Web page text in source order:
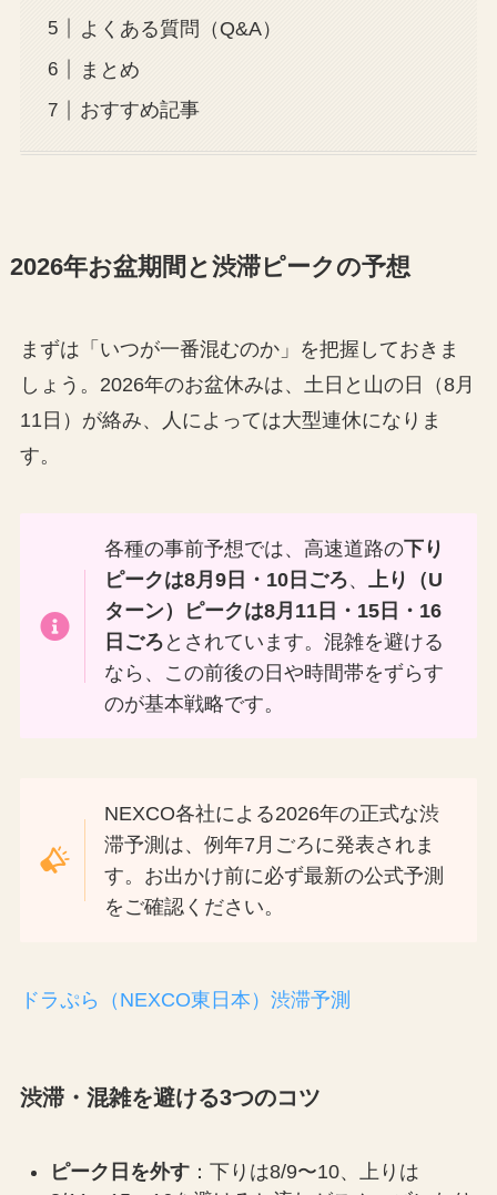
よくある質問（Q&A）
まとめ
おすすめ記事
2026年お盆期間と渋滞ピークの予想
まずは「いつが一番混むのか」を把握しておきま
しょう。2026年のお盆休みは、土日と山の日（8月
11日）が絡み、人によっては大型連休になりま
す。
各種の事前予想では、高速道路の下り
ピークは8月9日・10日ごろ、
上り（U
ターン）ピークは8月11日・15日・16
日ごろ とされています。混雑を避ける
なら、この前後の日や時間帯をずらす
のが基本戦略です。
NEXCO各社による2026年の正式な渋
滞予測は、例年7月ごろに発表されま
す。お出かけ前に必ず最新の公式予測
をご確認ください。
ドラぷら（NEXCO東日本）渋滞予測
渋滞・混雑を避ける3つのコツ
ピーク日を外す：下りは8/9〜10、上りは